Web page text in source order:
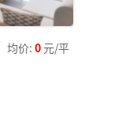
均价: 0元/平